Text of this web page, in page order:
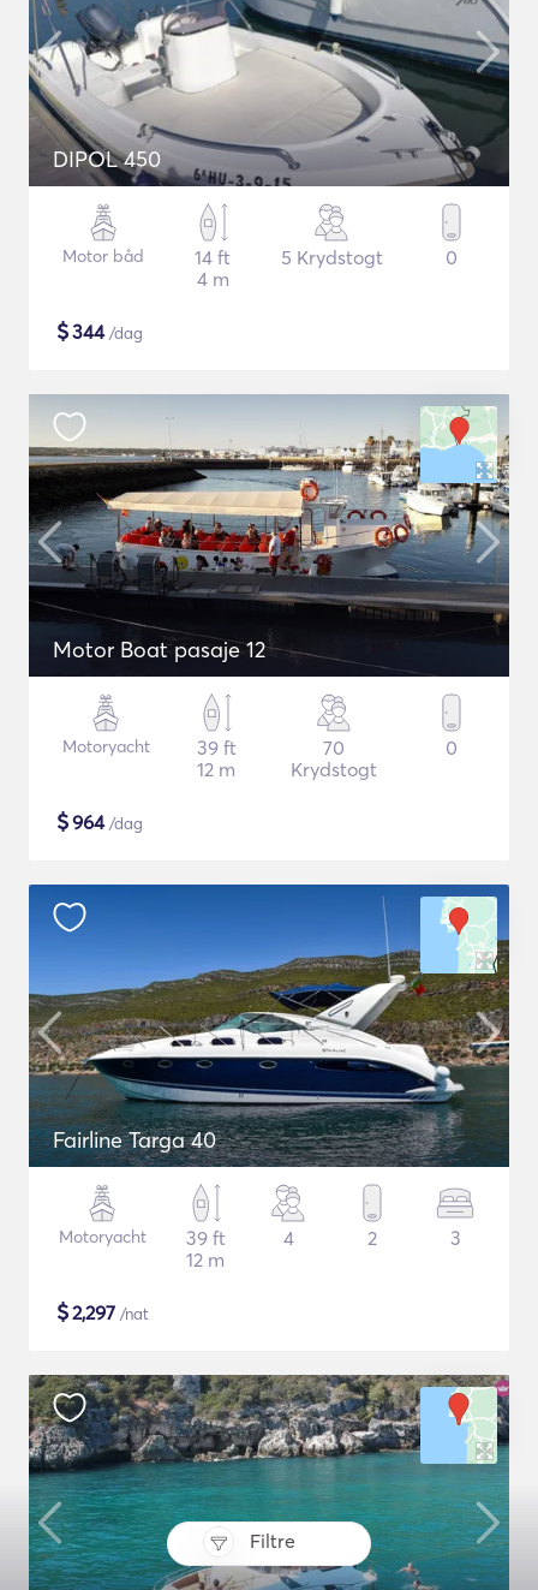
Filtre
DIPOL 450
Motor båd
14 ft
4 m
5 Krydstogt 0
$344/dag
Motor Boat pasaje 12
Motoryacht
39 ft
12 m
70
Krydstogt
0
$964/dag
Fairline Targa 40
Motoryacht
39 ft
12 m
4 2 3
$2,297 /nat